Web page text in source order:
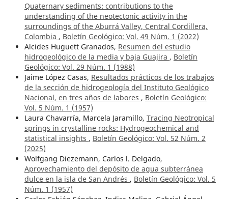
Quaternary sediments: contributions to the
understanding of the neotectonic activity in the
surroundings of the Aburrá Valley, Central Cordillera,
Colombia , Boletín Geológico: Vol. 49 Núm. 1 (2022)
Alcides Huguett Granados, Resumen del estudio
hidrogeológico de la media y baja Guajira , Boletín
Geológico: Vol. 29 Núm. 1 (1988)
Jaime López Casas, Resultados prácticos de los trabajos
de la sección de hidrogeología del Instituto Geológico
Nacional, en tres años de labores , Boletín Geológico:
Vol. 5 Núm. 1 (1957)
Laura Chavarría, Marcela Jaramillo, Tracing Neotropical
springs in crystalline rocks: Hydrogeochemical and
statistical insights , Boletín Geológico: Vol. 52 Núm. 2
(2025)
Wolfgang Diezemann, Carlos l. Delgado,
Aprovechamiento del depósito de agua subterránea
dulce en la isla de San Andrés , Boletín Geológico: Vol. 5
Núm. 1 (1957)